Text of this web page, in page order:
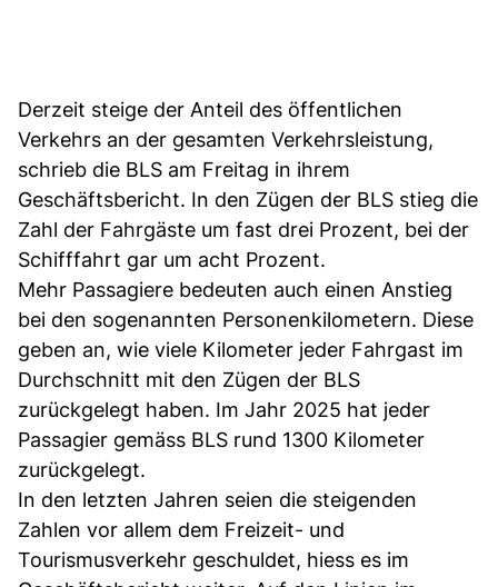
Derzeit steige der Anteil des öffentlichen
Verkehrs an der gesamten Verkehrsleistung,
schrieb die BLS am Freitag in ihrem
Geschäftsbericht. In den Zügen der BLS stieg die
Zahl der Fahrgäste um fast drei Prozent, bei der
Schifffahrt gar um acht Prozent.
Mehr Passagiere bedeuten auch einen Anstieg
bei den sogenannten Personenkilometern. Diese
geben an, wie viele Kilometer jeder Fahrgast im
Durchschnitt mit den Zügen der BLS
zurückgelegt haben. Im Jahr 2025 hat jeder
Passagier gemäss BLS rund 1300 Kilometer
zurückgelegt.
In den letzten Jahren seien die steigenden
Zahlen vor allem dem Freizeit- und
Tourismusverkehr geschuldet, hiess es im